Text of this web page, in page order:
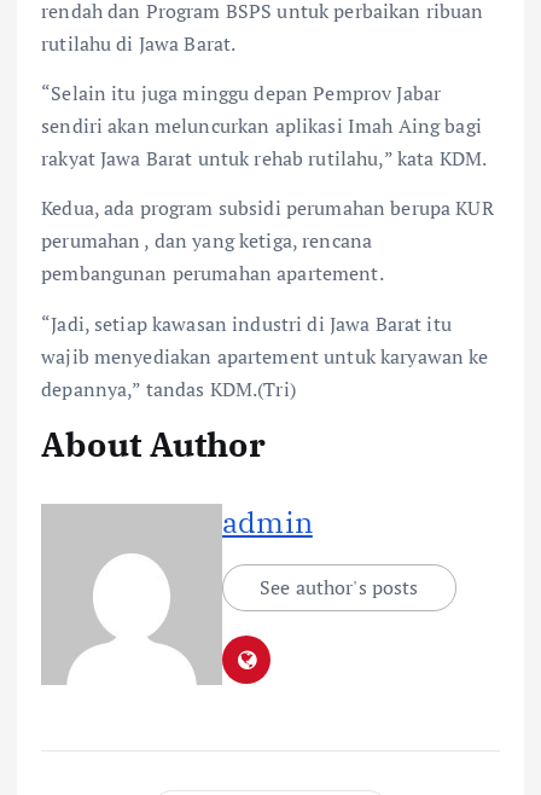
rendah dan Program BSPS untuk perbaikan ribuan
rutilahu di Jawa Barat.
“Selain itu juga minggu depan Pemprov Jabar
sendiri akan meluncurkan aplikasi Imah Aing bagi
rakyat Jawa Barat untuk rehab rutilahu,” kata KDM.
Kedua, ada program subsidi perumahan berupa KUR
perumahan , dan yang ketiga, rencana
pembangunan perumahan apartement.
“Jadi, setiap kawasan industri di Jawa Barat itu
wajib menyediakan apartement untuk karyawan ke
depannya,” tandas KDM.(Tri)
About Author
admin
See author's posts